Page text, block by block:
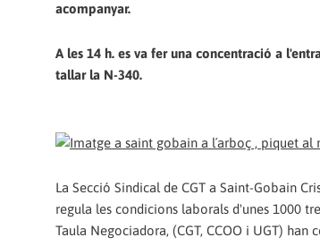
acompanyar.
A les 14 h. es va fer una concentració a
tallar la N-340.
La Secció Sindical de CGT a Saint-Gobain
regula les condicions laborals d'unes 1000
Taula Negociadora, (CGT, CCOO i UGT)